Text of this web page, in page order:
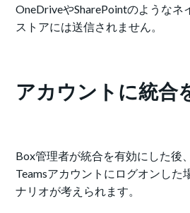
OneDriveやSharePointのようなネ
ストアには送信されません。
アカウントに統合
Box管理者が統合を有効にした後
Teamsアカウントにログオンした
ナリオが考えられます。